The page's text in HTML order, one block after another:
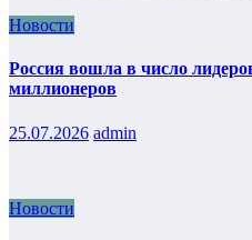
Новости
Россия вошла в число
миллионеров
25.07.2026 admin
Новости